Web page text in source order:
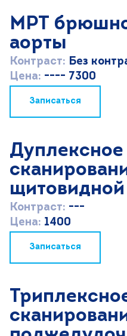
МРТ
аорты
Контраст: Без
Цена: ---- 7300
Записаться
Дуплексное
Контраст: ---
Цена: 1400
Записаться